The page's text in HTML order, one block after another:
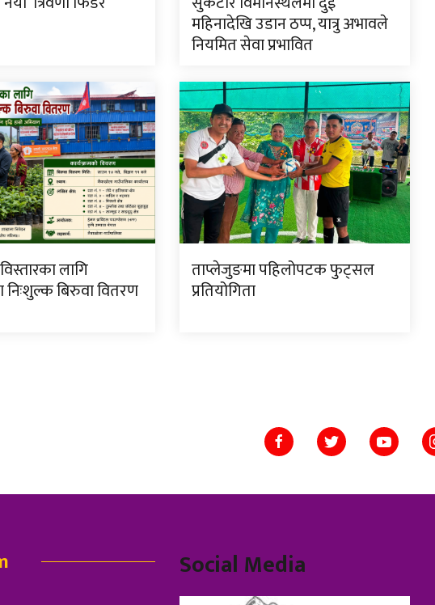
महिनादेखि उडान ठप्प, यात्रु अभावले
नियमित सेवा प्रभावित
लागि
निःशुल्क बिरुवा वितरण
ताप्लेजुङमा पहिलोपटक फुट्सल
प्रतियोगिता
Social Media